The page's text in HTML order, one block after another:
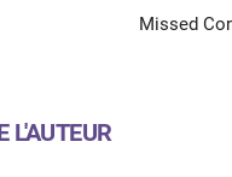
Missed
L'AUTEUR